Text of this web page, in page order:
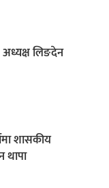
लिङदेन
शासकीय
थापा